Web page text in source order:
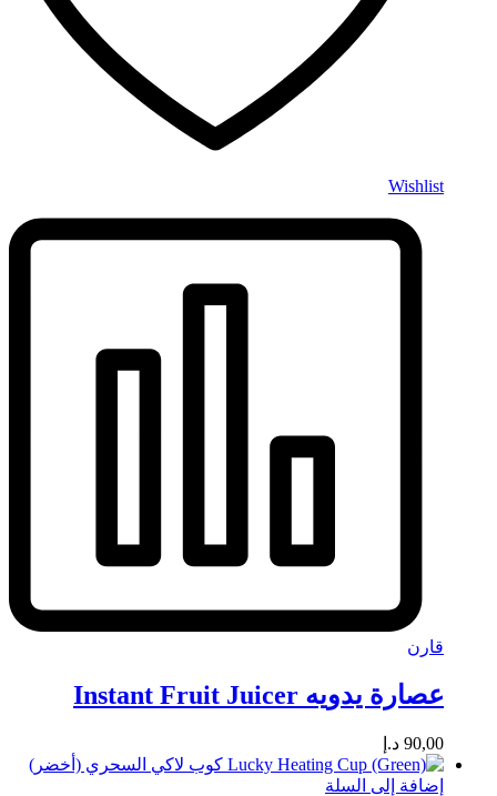
Wishlist
قارن
عصارة يدويه Instant Fruit Juicer
90,00 د.إ
إضافة إلى السلة